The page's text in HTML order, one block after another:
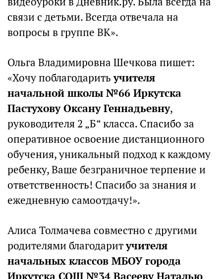
связи с детьми. Всегда отвечала на
вопросы в группе ВК».
Ольга Владимировна Шечкова пишет:
«Хочу поблагодаритьучителя
начальной школы №66 Иркутска
Пастухову Оксану Геннадьевну,
руководителя 2 „Б“ класса. Спасибо за
оперативное освоение дистанционного
обучения, уникальный подход к каждому
ребенку, Ваше безграничное терпение и
ответственность! Спасибо за знания и
ежедневную самоотдачу!».
Алиса Толмачева совместно с другими
родителями благодаритучителя
начальных классов МБОУ города